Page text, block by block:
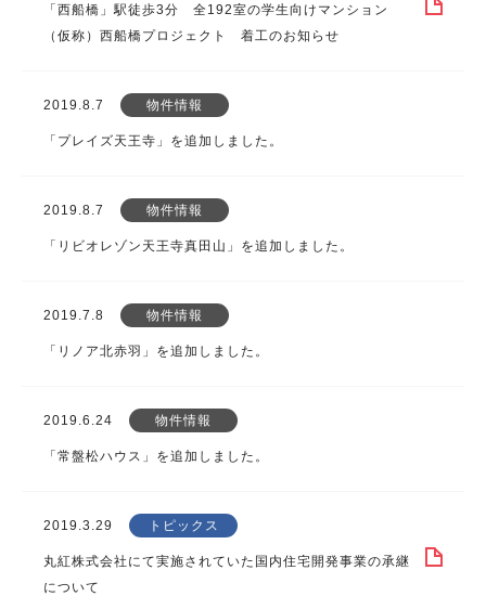
「西船橋」駅徒歩3分 全192室の学生向けマンション
（仮称）西船橋プロジェクト 着工のお知らせ
2019.8.7 物件情報
「プレイズ天王寺」を追加しました。
2019.8.7 物件情報
「リビオレゾン天王寺真田山」を追加しました。
2019.7.8 物件情報
「リノア北赤羽」を追加しました。
2019.6.24 物件情報
「常盤松ハウス」を追加しました。
2019.3.29 トピックス
丸紅株式会社にて実施されていた国内住宅開発事業の承継
について